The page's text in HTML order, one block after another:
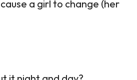
a girl to change (her